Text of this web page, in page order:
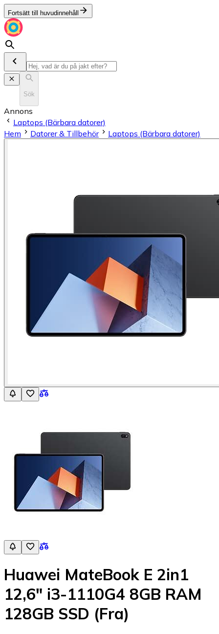
Fortsätt till huvudinnehåll
Sök
Annons
Laptops (Bärbara datorer)
Hem
Datorer & Tillbehör Laptops (Bärbara datorer)
Huawei MateBook E 2in1
12,6" i3-1110G4 8GB RAM
128GB SSD (Fra)